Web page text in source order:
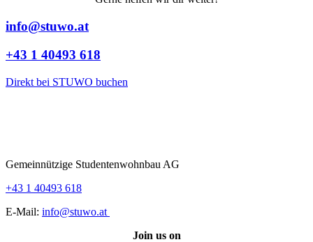
info@stuwo.at
+43 1 40493 618
Direkt bei STUWO buchen
Gemeinnützige Studentenwohnbau AG
+43 1 40493 618
E-Mail: info@stuwo.at
Join us on